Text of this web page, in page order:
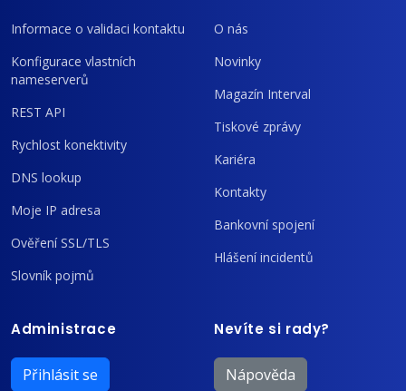
Informace o validaci kontaktu
Konfigurace vlastních
nameserverů
REST API
Rychlost konektivity
DNS lookup
Moje IP adresa
Ověření SSL/TLS
Slovník pojmů
O nás
Novinky
Magazín Interval
Tiskové zprávy
Kariéra
Kontakty
Bankovní spojení
Hlášení incidentů
Administrace
Přihlásit se
Nevíte si rady?
Nápověda